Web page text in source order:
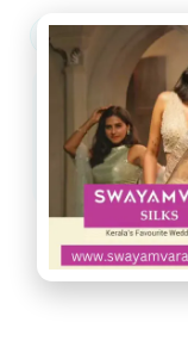
ആറ്റിങ്ങൽ
നെടുമങ്ങാട്
അരുവിക്കര